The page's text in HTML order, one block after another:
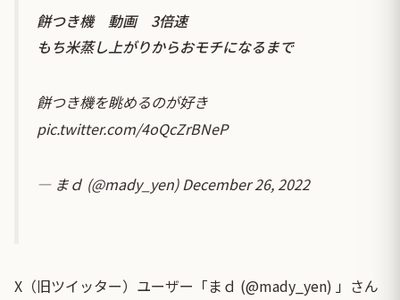
餅つき機 動画 3倍速
もち米蒸し上がりからおモチになるまで
餅つき機を眺めるのが好き
pic.twitter.com/4oQcZrBNeP
— まｄ (@mady_yen)December 26, 2022
X（旧ツイッター）ユーザー「まｄ (@mady_yen) 」さん